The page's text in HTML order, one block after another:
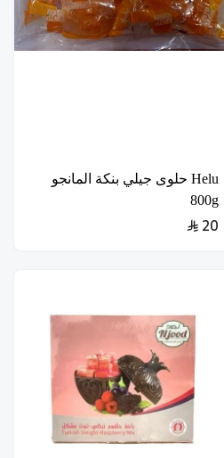
Helu حلوى جيلي بنكة المانجو
800g
20